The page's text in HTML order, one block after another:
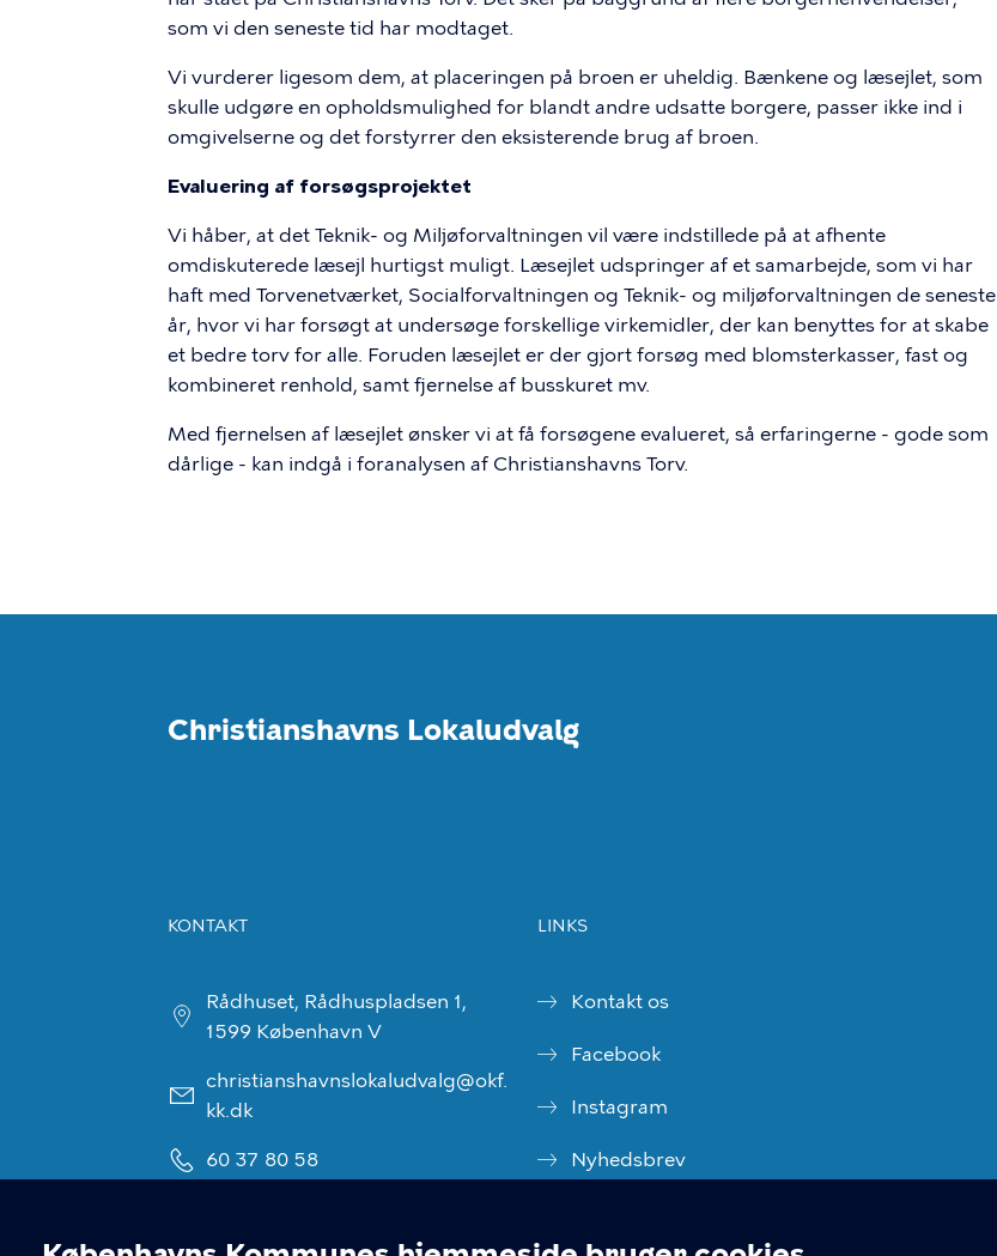
som vi den seneste tid har modtaget.
Vi vurderer ligesom dem, at placeringen på broen er uheldig. Bænkene og læsejlet, som
skulle udgøre en opholdsmulighed for blandt andre udsatte borgere, passer ikke ind i
omgivelserne og det forstyrrer den eksisterende brug af broen.
Evaluering af forsøgsprojektet
Vi håber, at det Teknik- og Miljøforvaltningen vil være indstillede på at afhente
omdiskuterede læsejl hurtigst muligt. Læsejlet udspringer af et samarbejde, som vi har
haft med Torvenetværket, Socialforvaltningen og Teknik- og miljøforvaltningen de seneste
år, hvor vi har forsøgt at undersøge forskellige virkemidler, der kan benyttes for at skabe
et bedre torv for alle. Foruden læsejlet er der gjort forsøg med blomsterkasser, fast og
kombineret renhold, samt fjernelse af busskuret mv.
Med fjernelsen af læsejlet ønsker vi at få forsøgene evalueret, så erfaringerne - gode som
dårlige - kan indgå i foranalysen af Christianshavns Torv.
Christianshavns Lokaludvalg
KONTAKT
Rådhuset, Rådhuspladsen 1,
1599 København V
christianshavnslokaludvalg@okf.
kk.dk
60 37 80 58
LINKS
Kontakt os
Facebook
Instagram
Nyhedsbrev